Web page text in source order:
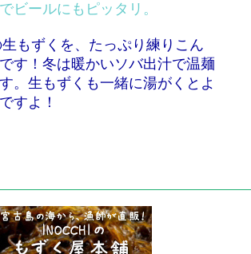
ビールにもピッタリ。
もずくを、たっぷり練りこん
す！冬は暖かいソバ出汁で温麺
。生もずくも一緒に湯がくとよ
すよ！